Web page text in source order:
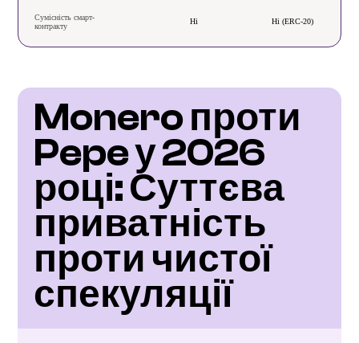
Сумісність смарт-
контракту
Ні Ні (ERC-20)
Monero проти
Pepe у 2026
році: Суттєва
приватність
проти чистої
спекуляції